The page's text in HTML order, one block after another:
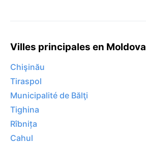
Villes principales en Moldova
Chişinău
Tiraspol
Municipalité de Bălţi
Tighina
Rîbnița
Cahul